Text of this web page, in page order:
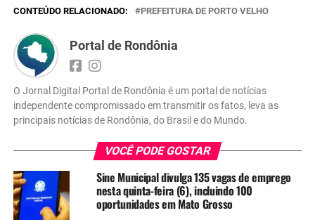
CONTEÚDO RELACIONADO: PREFEITURA DE PORTO VELHO
Portal de Rondônia
O Jornal Digital Portal de Rondônia é um portal de notícias
independente compromissado em transmitir os fatos, leva as
principais notícias de Rondônia, do Brasil e do Mundo.
VOCÊ PODE GOSTAR
Sine Municipal divulga 135 vagas de emprego
nesta quinta-feira (6), incluindo 100
oportunidades em Mato Grosso